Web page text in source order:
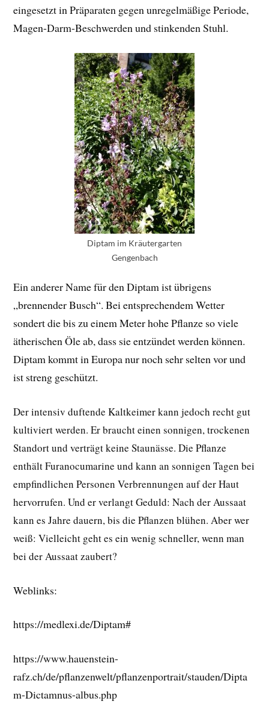
eingesetzt in Präparaten gegen unregelmäßige Periode,
Magen-Darm-Beschwerden und stinkenden Stuhl.
Diptam im Kräutergarten
Gengenbach
Ein anderer Name für den Diptam ist übrigens
„brennender Busch“. Bei entsprechendem Wetter
sondert die bis zu einem Meter hohe Pflanze so viele
ätherischen Öle ab, dass sie entzündet werden können.
Diptam kommt in Europa nur noch sehr selten vor und
ist streng geschützt.
Der intensiv duftende Kaltkeimer kann jedoch recht gut
kultiviert werden. Er braucht einen sonnigen, trockenen
Standort und verträgt keine Staunässe. Die Pflanze
enthält Furanocumarine und kann an sonnigen Tagen bei
empfindlichen Personen Verbrennungen auf der Haut
hervorrufen. Und er verlangt Geduld: Nach der Aussaat
kann es Jahre dauern, bis die Pflanzen blühen. Aber wer
weiß: Vielleicht geht es ein wenig schneller, wenn man
bei der Aussaat zaubert?
Weblinks:
https://medlexi.de/Diptam#
https://www.hauenstein-
rafz.ch/de/pflanzenwelt/pflanzenportrait/stauden/Dipta
m-Dictamnus-albus.php